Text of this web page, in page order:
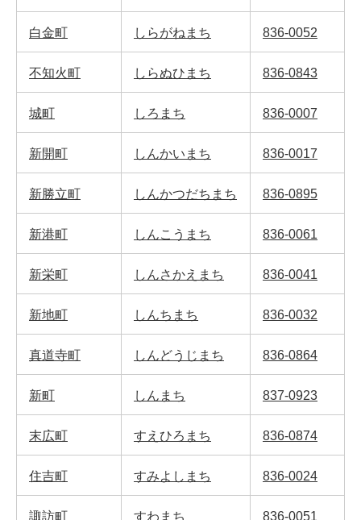
白金町 しらがねまち 836-0052
不知火町 しらぬひまち 836-0843
城町 しろまち 836-0007
新開町 しんかいまち 836-0017
新勝立町 しんかつだちまち 836-0895
新港町 しんこうまち 836-0061
新栄町 しんさかえまち 836-0041
新地町 しんちまち 836-0032
真道寺町 しんどうじまち 836-0864
新町 しんまち 837-0923
末広町 すえひろまち 836-0874
住吉町 すみよしまち 836-0024
諏訪町 すわまち 836-0051